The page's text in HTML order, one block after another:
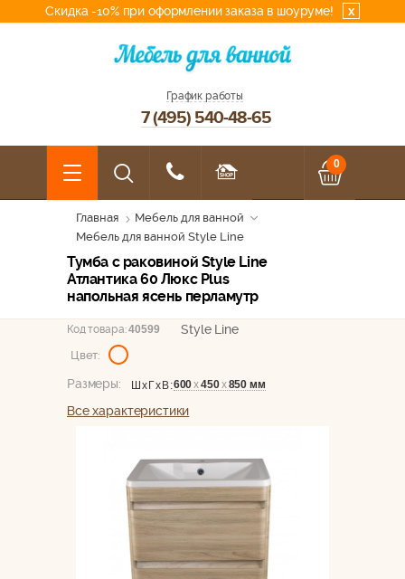
Скидка -10% при оформлении заказа в шоуруме! x
График работы
7 (495) 540-48-65
0
Главная
Мебель для ванной
Мебель для ванной Style Line
Тумба с раковиной Style Line
Атлантика 60 Люкс Plus
напольная ясень перламутр
Код товара: 40599 Style Line
Цвет:
Размеры: ШхГхВ:600х450х850 мм
Все характеристики